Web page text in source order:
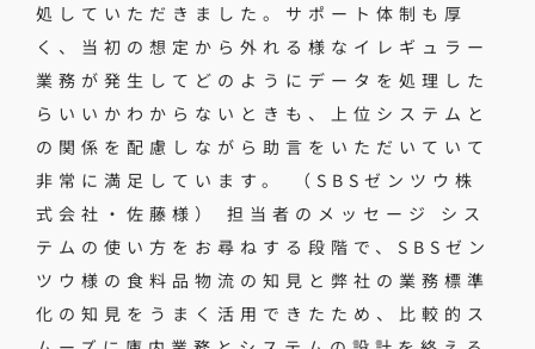
処していただきました。サポート体制も厚
く、当初の想定から外れる様なイレギュラー
業務が発生してどのようにデータを処理した
らいいかわからないときも、上位システムと
の関係を配慮しながら助言をいただいていて
非常に満足しています。 （SBSゼンツウ株
式会社・佐藤様） 担当者のメッセージ シス
テムの使い方をお尋ねする段階で、SBSゼン
ツウ様の食料品物流の知見と弊社の業務標準
化の知見をうまく活用できたため、比較的ス